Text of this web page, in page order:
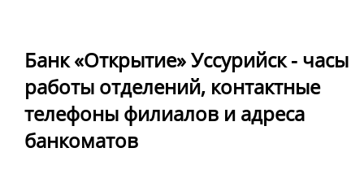
Банк «Открытие» Уссурийск - часы
работы отделений, контактные
телефоны филиалов и адреса
банкоматов